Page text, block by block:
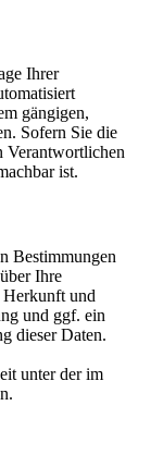
Ihrer
gängigen,
Sofern Sie die
Verantwortlichen
ist.
Bestimmungen
Ihre
Herkunft und
und ggf. ein
dieser Daten.
unter der im